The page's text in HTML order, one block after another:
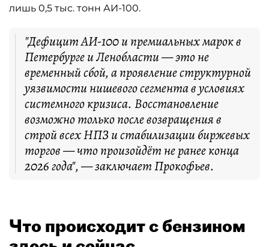
лишь 0,5 тыс. тонн АИ-100.
"Дефицит АИ-100 и премиальных марок в
Петербурге и Ленобласти — это не
временный сбой, а проявление структурной
уязвимости нишевого сегмента в условиях
системного кризиса. Восстановление
возможно только после возвращения в
строй всех НПЗ и стабилизации биржевых
торгов — что произойдёт не ранее конца
2026 года", — заключает Прокофьев.
Что происходит с бензином